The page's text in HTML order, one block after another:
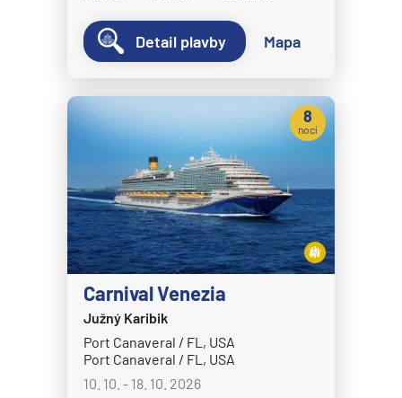
MS Europa
MS Europa 2
Holland America Line
MS Eurodam
MS Koningsdam
MS Nieuw Amsterdam
MS Nieuw Statendam
MS Noordam
MS Oosterdam
MS Rotterdam
MS Volendam
MS Westerdam
Detail plavby Mapa
Carnival Venezia
Južný Karibik
Port Canaveral / FL, USA
Port Canaveral / FL, USA
10. 10. - 18. 10. 2026
8
nocí